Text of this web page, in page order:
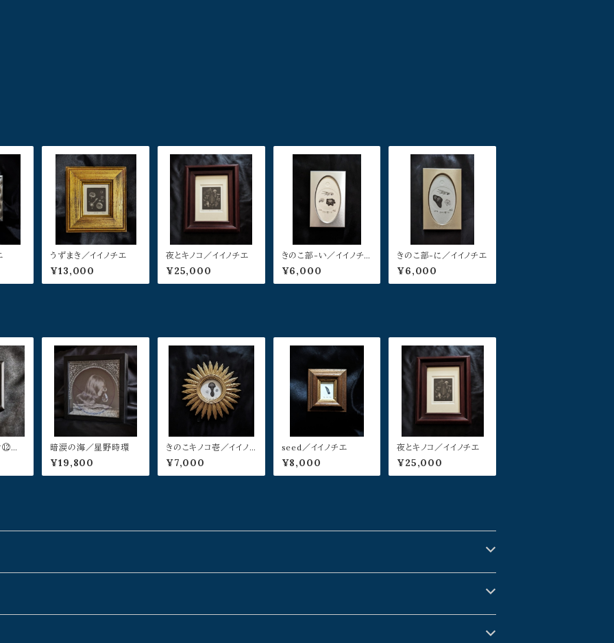
うずまき／イイノチエ
¥13,000
夜とキノコ／イイノチエ
¥25,000
きのこ部-い／イイノチ
エ
¥6,000
きのこ部-に／イイノチエ
¥6,000
⑫／ 暗涙の海／星野時環
¥19,800
きのこキノコ壱／イイノ
チエ
¥7,000
seed／イイノチエ
¥8,000
夜とキノコ／イイノチエ
¥25,000